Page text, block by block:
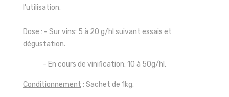
l'utilisation.
Dose : - Sur vins: 5 à 20 g/hl suivant essais et
dégustation.
- En cours de vinification: 10 à 50g/hl.
Conditionnement : Sachet de 1kg.